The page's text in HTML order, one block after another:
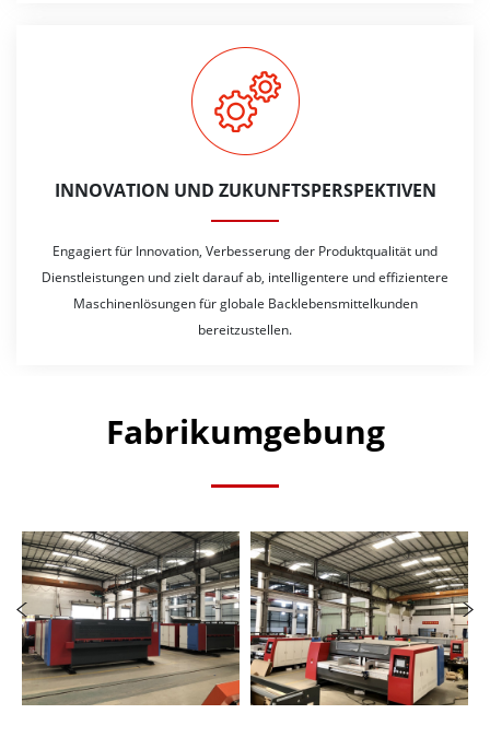
INNOVATION UND ZUKUNFTSPERSPEKTIVEN
Engagiert für Innovation, Verbesserung der Produktqualität und
Dienstleistungen und zielt darauf ab, intelligentere und effizientere
Maschinenlösungen für globale Backlebensmittelkunden
bereitzustellen.
Fabrikumgebung